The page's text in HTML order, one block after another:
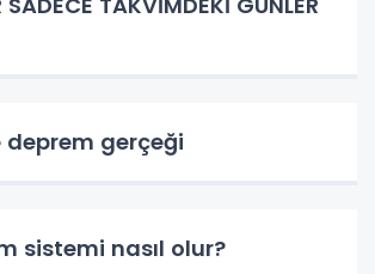
gerçeği
sistemi nasıl olur?